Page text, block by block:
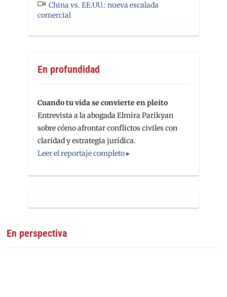
China vs. EE.UU.: nueva escalada
comercial
En profundidad
Cuando tu vida se convierte en pleito
Entrevista a la abogada Elmira Parikyan
sobre cómo afrontar conflictos civiles con
claridad y estrategia jurídica.
Leer el reportaje completo ▸
En perspectiva